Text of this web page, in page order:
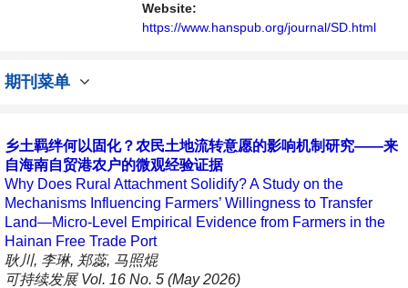
Website:
https://www.hanspub.org/journal/SD.html
期刊菜单
乡土羁绊何以固化？农民土地流转意愿的影响机制研究——来
自海南自贸港农户的微观经验证据
Why Does Rural Attachment Solidify? A Study on the
Mechanisms Influencing Farmers’ Willingness to Transfer
Land—Micro-Level Empirical Evidence from Farmers in the
Hainan Free Trade Port
耿川, 李琳, 郑蕊, 马照焜
可持续发展 Vol. 16 No. 5 (May 2026)